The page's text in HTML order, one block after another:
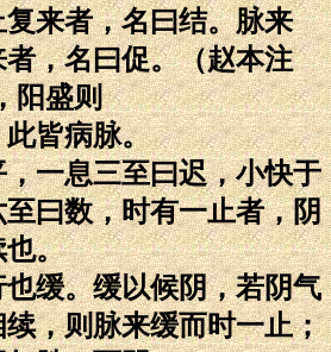
来者，名曰结。脉来
，名曰促。（赵本注
阳盛则
皆病脉。
一息三至曰迟，小快于
曰数，时有一止者，阴
也。
缓。缓以候阴，若阴气
，则脉来缓而时一止；